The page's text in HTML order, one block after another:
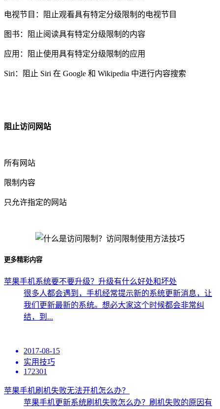
电视节目：阻止观看具有特定分级限制的电视节目
图书：阻止阅读具有特定分级限制的内容
应用：阻止使用具有特定分级限制的应用
Siri：阻止 Siri 在 Google 和 Wikipedia 中进行内容搜索
阻止访问网站
所有网站
限制内容
只允许指定的网站
更多精彩内容
苹果手机系统要不要升级？升级有什么好处和坏处
很多人都会遇到，手机经常提示新的系统更新消息，让
我们更新最新的系统。想必大家这个时候都会非常纠
结，到...
2017-08-15
实用技巧
172301
苹果手机刷机失败无法开机怎么办？
苹果手机更新系统刷机失败怎么办？刷机失败的原因有